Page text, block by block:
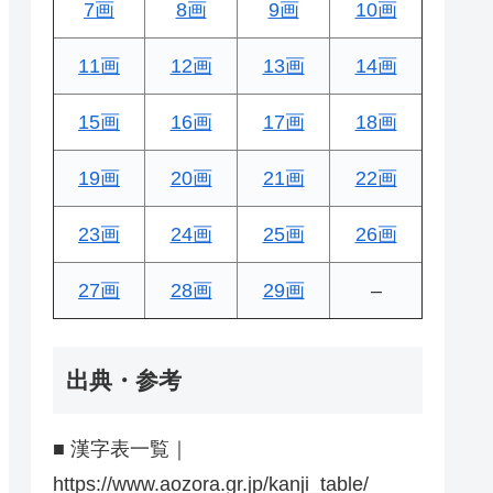
7画 8画 9画 10画
11画 12画 13画 14画
15画 16画 17画 18画
19画 20画 21画 22画
23画 24画 25画 26画
27画 28画 29画 –
出典・参考
■ 漢字表一覧｜
https://www.aozora.gr.jp/kanji_table/